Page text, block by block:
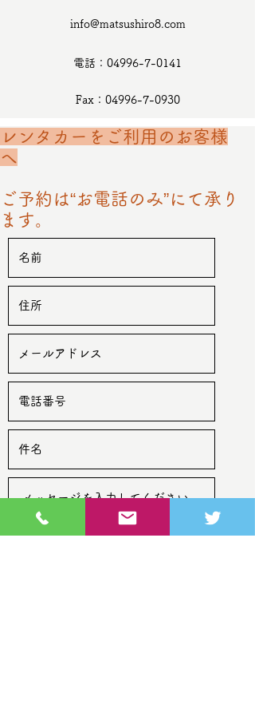
info@matsushiro8.com
電話：04996-7-0141
Fax：04996-7-0930
レンタカーをご利用のお客様
へ
ご予約は“お電話のみ”にて承り
ます。